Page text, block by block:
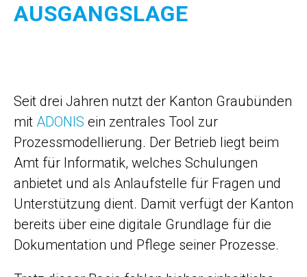
AUSGANGSLAGE
Seit drei Jahren nutzt der Kanton Graubünden
mit ADONIS ein zentrales Tool zur
Prozessmodellierung. Der Betrieb liegt beim
Amt für Informatik, welches Schulungen
anbietet und als Anlaufstelle für Fragen und
Unterstützung dient. Damit verfügt der Kanton
bereits über eine digitale Grundlage für die
Dokumentation und Pflege seiner Prozesse.